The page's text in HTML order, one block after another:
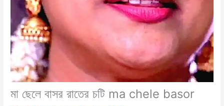
মা ছেলে বাসর রাতের চটি ma chele basor